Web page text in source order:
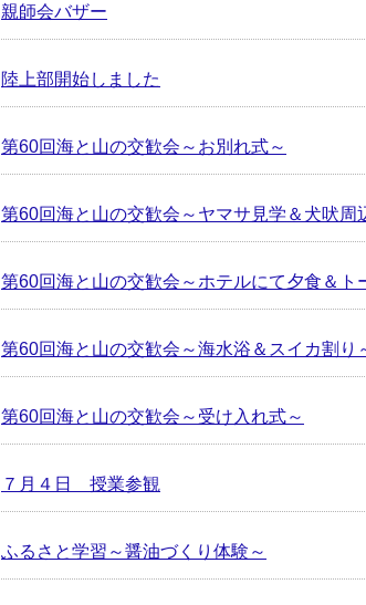
親師会バザー
陸上部開始しました
第60回海と山の交歓会～お別れ式～
第60回海と山の交歓会～ヤマサ見学＆犬吠周
第60回海と山の交歓会～ホテルにて夕食＆ト
第60回海と山の交歓会～海水浴＆スイカ割り
第60回海と山の交歓会～受け入れ式～
７月４日 授業参観
ふるさと学習～醤油づくり体験～